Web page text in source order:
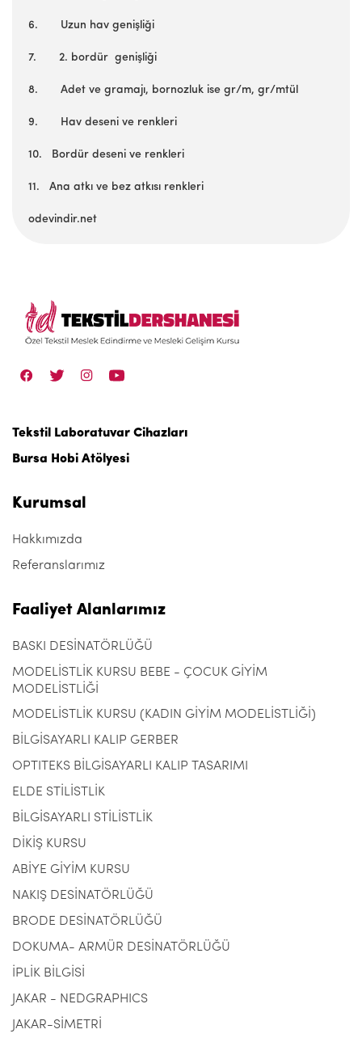
6. Uzun hav genişliği
7. 2. bordür genişliği
8. Adet ve gramajı, bornozluk ise gr/m, gr/mtül
9. Hav deseni ve renkleri
10. Bordür deseni ve renkleri
11. Ana atkı ve bez atkısı renkleri
odevindir.net
Tekstil Laboratuvar Cihazları
Bursa Hobi Atölyesi
Kurumsal
Hakkımızda
Referanslarımız
Faaliyet Alanlarımız
BASKI DESİNATÖRLÜĞÜ
MODELİSTLİK KURSU BEBE - ÇOCUK GİYİM
MODELİSTLİĞİ
MODELİSTLİK KURSU (KADIN GİYİM MODELİSTLİĞİ)
BİLGİSAYARLI KALIP GERBER
OPTITEKS BİLGİSAYARLI KALIP TASARIMI
ELDE STİLİSTLİK
BİLGİSAYARLI STİLİSTLİK
DİKİŞ KURSU
ABİYE GİYİM KURSU
NAKIŞ DESİNATÖRLÜĞÜ
BRODE DESİNATÖRLÜĞÜ
DOKUMA- ARMÜR DESİNATÖRLÜĞÜ
İPLİK BİLGİSİ
JAKAR - NEDGRAPHICS
JAKAR-SİMETRİ